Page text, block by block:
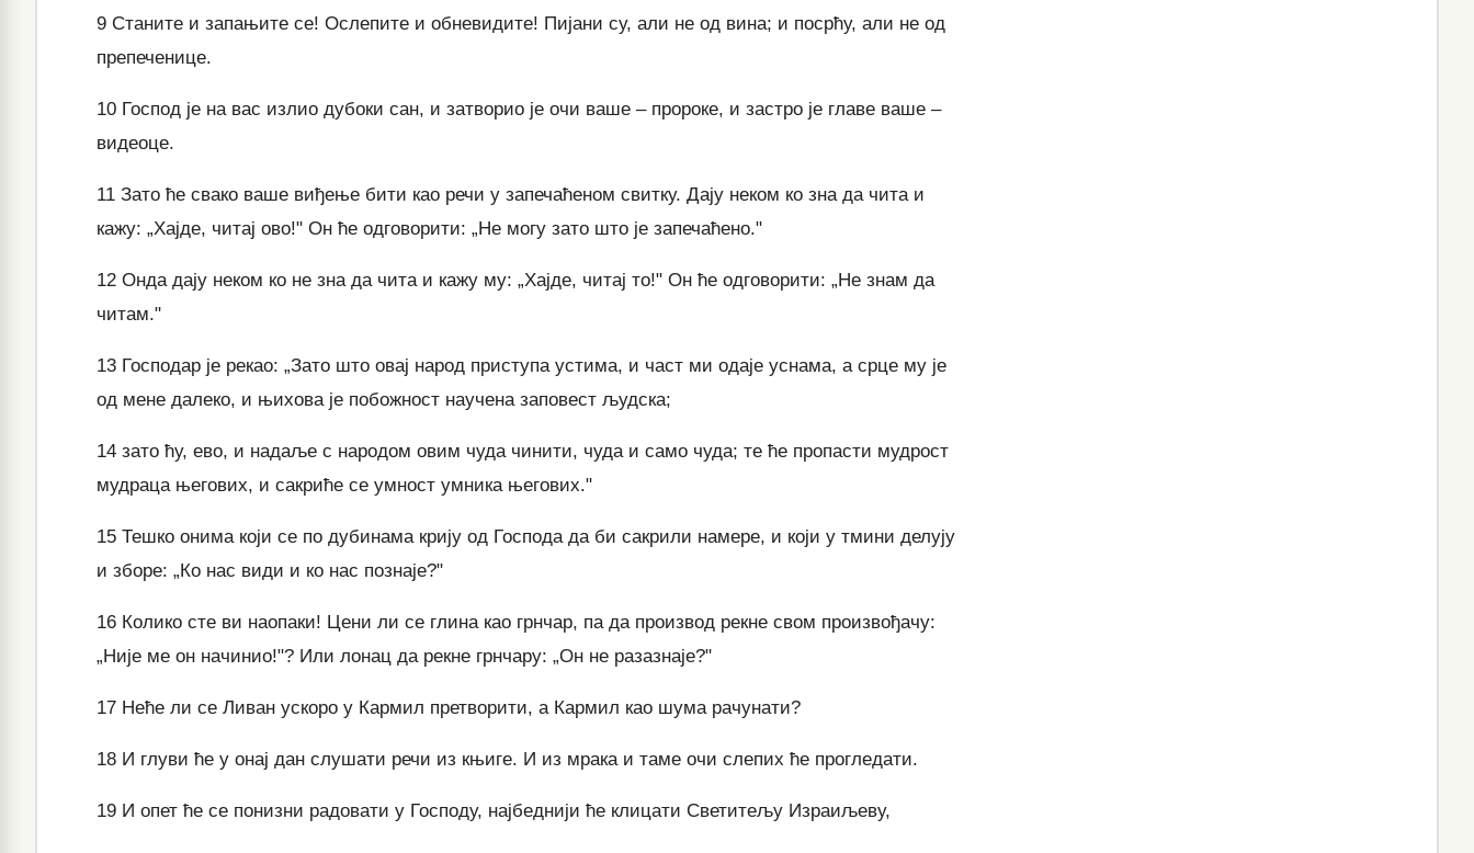
9 Станите и запањите се! Ослепите и обневидите! Пијани су, али не од вина; и посрћу, али не од
препеченице.
10 Господ је на вас излио дубоки сан, и затворио је очи ваше – пророке, и застро је главе ваше –
видеоце.
11 Зато ће свако ваше виђење бити као речи у запечаћеном свитку. Дају неком ко зна да чита и
кажу: „Хајде, читај ово!" Он ће одговорити: „Не могу зато што је запечаћено."
12 Онда дају неком ко не зна да чита и кажу му: „Хајде, читај то!" Он ће одговорити: „Не знам да
читам."
13 Господар је рекао: „Зато што овај народ приступа устима, и част ми одаје уснама, а срце му је
од мене далеко, и њихова је побожност научена заповест људска;
14 зато ћу, ево, и надаље с народом овим чуда чинити, чуда и само чуда; те ће пропасти мудрост
мудраца његових, и сакриће се умност умника његових."
15 Тешко онима који се по дубинама крију од Господа да би сакрили намере, и који у тмини делују
и зборе: „Ко нас види и ко нас познаје?"
16 Колико сте ви наопаки! Цени ли се глина као грнчар, па да производ рекне свом произвођачу:
„Није ме он начинио!"? Или лонац да рекне грнчару: „Он не разазнаје?"
17 Неће ли се Ливан ускоро у Кармил претворити, а Кармил као шума рачунати?
18 И глуви ће у онај дан слушати речи из књиге. И из мрака и таме очи слепих ће прогледати.
19 И опет ће се понизни радовати у Господу, најбеднији ће клицати Светитељу Израиљеву,